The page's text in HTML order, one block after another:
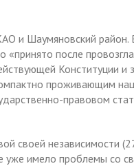
и Шаумяновский район.
после
Конституции
проживающим
правовом
своей независимости
уже имело проблемы со